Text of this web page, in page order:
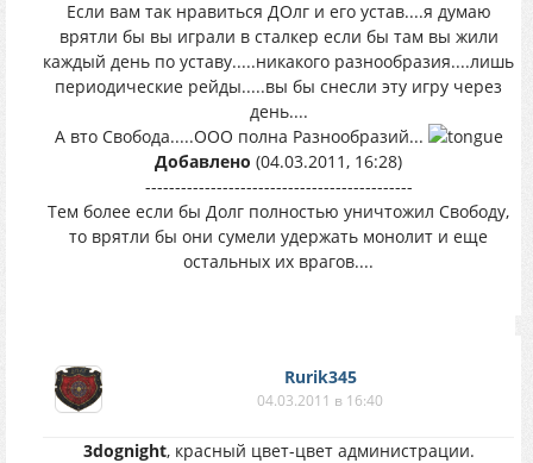
Если вам так нравиться ДОлг и его устав....я думаю
врятли бы вы играли в сталкер если бы там вы жили
каждый день по уставу.....никакого разнообразия....лишь
периодические рейды.....вы бы снесли эту игру через
день....
А вто Свобода.....ООО полна Разнообразий...
Добавлено (04.03.2011, 16:28)
---------------------------------------------
Тем более если бы Долг полностью уничтожил Свободу,
то врятли бы они сумели удержать монолит и еще
остальных их врагов....
Rurik345
04.03.2011 в 16:40
3dognight, красный цвет-цвет администрации.